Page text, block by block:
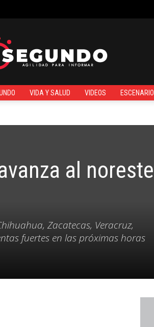
Segundo
VIDA Y SALUD VIDEOS ESCENARIO
al noreste
Zacatecas, Veracruz,
fuertes en las próximas horas